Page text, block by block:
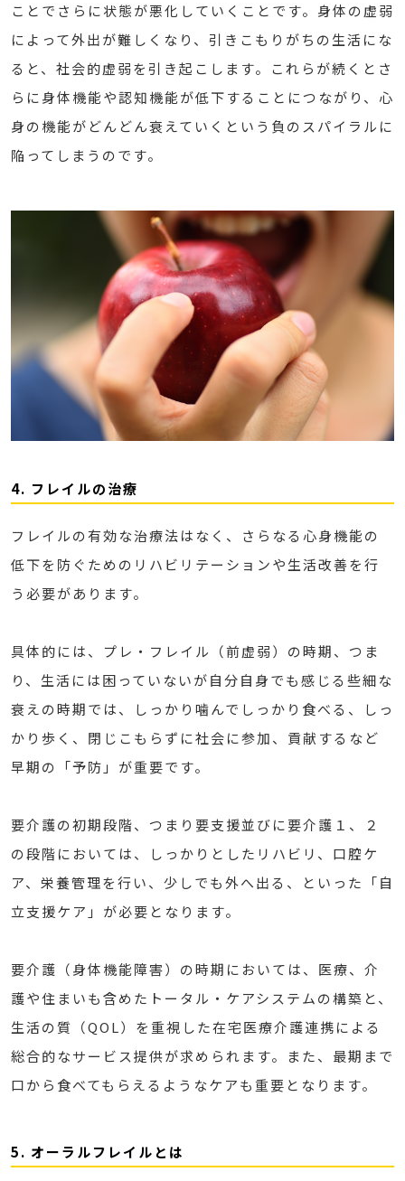
ことでさらに状態が悪化していくことです。身体の虚弱
によって外出が難しくなり、引きこもりがちの生活にな
ると、社会的虚弱を引き起こします。これらが続くとさ
らに身体機能や認知機能が低下することにつながり、心
身の機能がどんどん衰えていくという負のスパイラルに
陥ってしまうのです。
4. フレイルの治療
フレイルの有効な治療法はなく、さらなる心身機能の
低下を防ぐためのリハビリテーションや生活改善を行
う必要があります。
具体的には、プレ・フレイル（前虚弱）の時期、つま
り、生活には困っていないが自分自身でも感じる些細な
衰えの時期では、しっかり噛んでしっかり食べる、しっ
かり歩く、閉じこもらずに社会に参加、貢献するなど
早期の「予防」が重要です。
要介護の初期段階、つまり要支援並びに要介護１、２
の段階においては、しっかりとしたリハビリ、口腔ケ
ア、栄養管理を行い、少しでも外へ出る、といった「自
立支援ケア」が必要となります。
要介護（身体機能障害）の時期においては、医療、介
護や住まいも含めたトータル・ケアシステムの構築と、
生活の質（QOL）を重視した在宅医療介護連携による
総合的なサービス提供が求められます。また、最期まで
口から食べてもらえるようなケアも重要となります。
5. オーラルフレイルとは